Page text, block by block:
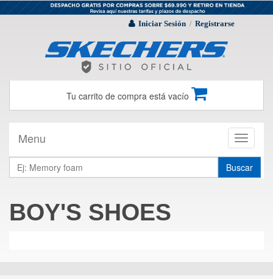
Iniciar Sesión / Registrarse
Tu carrito de compra está vacío
Toggle
Menu
Buscar
BOY'S SHOES